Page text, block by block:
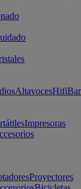
AltavocesHifi
Impresoras
Proyectores